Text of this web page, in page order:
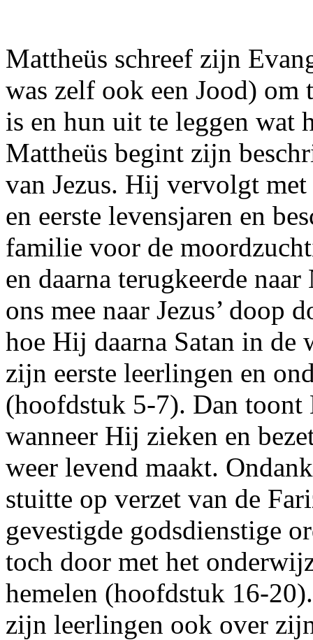
Mattheüs schreef zijn
was zelf ook een Jood) om
is en hun uit te leggen
Mattheüs begint zijn
van Jezus. Hij vervolgt met
en eerste levensjaren en
familie voor de
en daarna terugkeerde
ons mee naar Jezus’ doop
hoe Hij daarna Satan in de
zijn eerste leerlingen en
(hoofdstuk 5-7). Dan toont
wanneer Hij zieken en
weer levend maakt.
stuitte op verzet van de
gevestigde godsdienstige
toch door met het
hemelen (hoofdstuk 16-
zijn leerlingen ook over